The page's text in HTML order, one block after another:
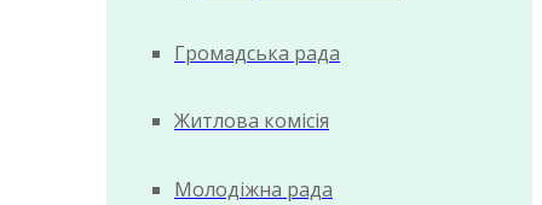
Громадська рада
Житлова комісія
Молодіжна рада